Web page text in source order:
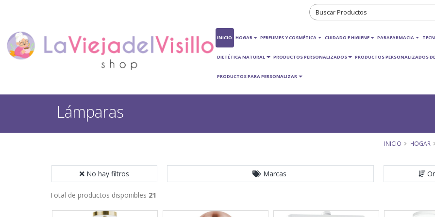
INICIO HOGAR PERFUMES Y COSMÉTICA CUIDADO E HIGIENE PARAFARMACIA
DIETÉTICA NATURAL PRODUCTOS PERSONALIZADOS PRODUCTOS PERSONALIZADOS DE
PRODUCTOS PARA PERSONALIZAR
Lámparas
INICIO HOGAR
No hay filtros Marcas
Total de productos disponibles 21